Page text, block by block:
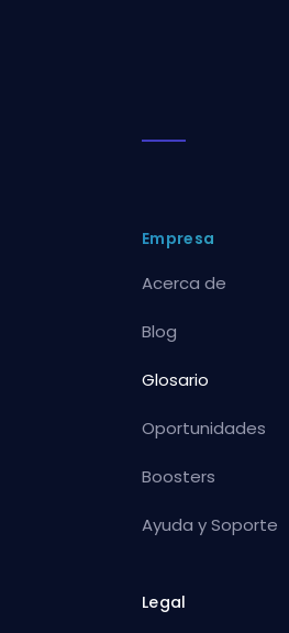
Empresa
Acerca de
Blog
Glosario
Oportunidades
Boosters
Ayuda y Soporte
Legal